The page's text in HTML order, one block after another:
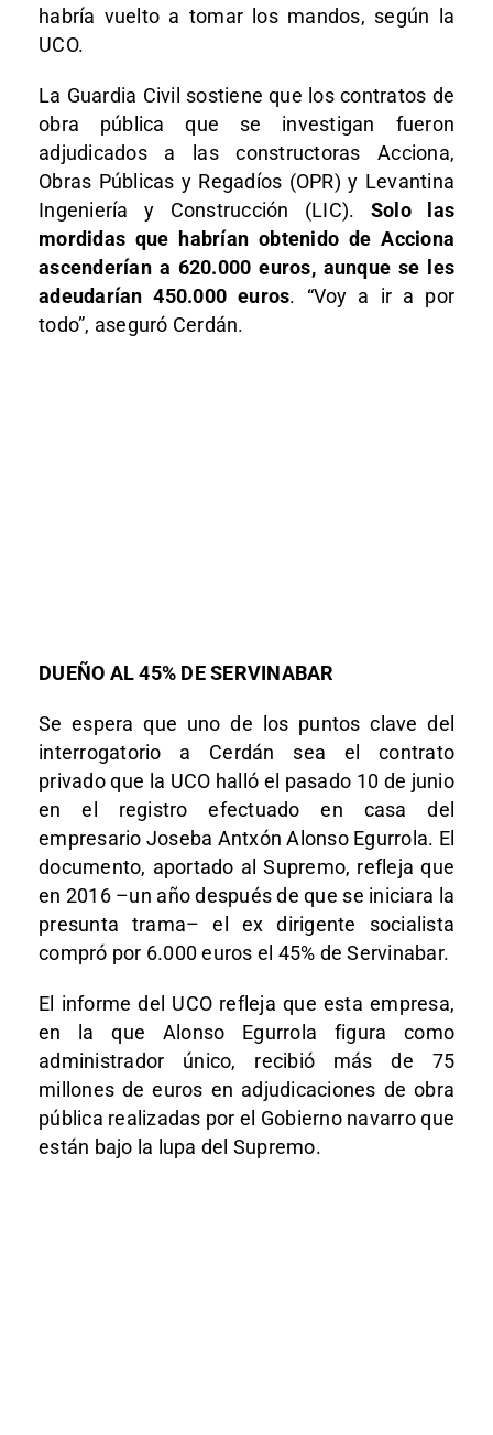
habría vuelto a tomar los mandos, según la
UCO.
La Guardia Civil sostiene que los contratos de
obra pública que se investigan fueron
adjudicados a las constructoras Acciona,
Obras Públicas y Regadíos (OPR) y Levantina
Ingeniería y Construcción (LIC). Solo las
mordidas que habrían obtenido de Acciona
ascenderían a 620.000 euros, aunque se les
adeudarían 450.000 euros. “Voy a ir a por
todo”, aseguró Cerdán.
DUEÑO AL 45% DE SERVINABAR
Se espera que uno de los puntos clave del
interrogatorio a Cerdán sea el contrato
privado que la UCO halló el pasado 10 de junio
en el registro efectuado en casa del
empresario Joseba Antxón Alonso Egurrola. El
documento, aportado al Supremo, refleja que
en 2016 –un año después de que se iniciara la
presunta trama– el ex dirigente socialista
compró por 6.000 euros el 45% de Servinabar.
El informe del UCO refleja que esta empresa,
en la que Alonso Egurrola figura como
administrador único, recibió más de 75
millones de euros en adjudicaciones de obra
pública realizadas por el Gobierno navarro que
están bajo la lupa del Supremo.